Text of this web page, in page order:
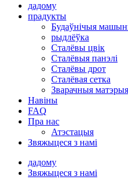
дадому
прадукты
Будаўнічыя
рыдлёўка
Сталёвы цвік
Сталёвыя панэлі
Сталёвы дрот
Сталёвая сетка
Зварачныя
Навіны
FAQ
Пра нас
Атэстацыя
Звяжыцеся з намі
дадому
Звяжыцеся з намі